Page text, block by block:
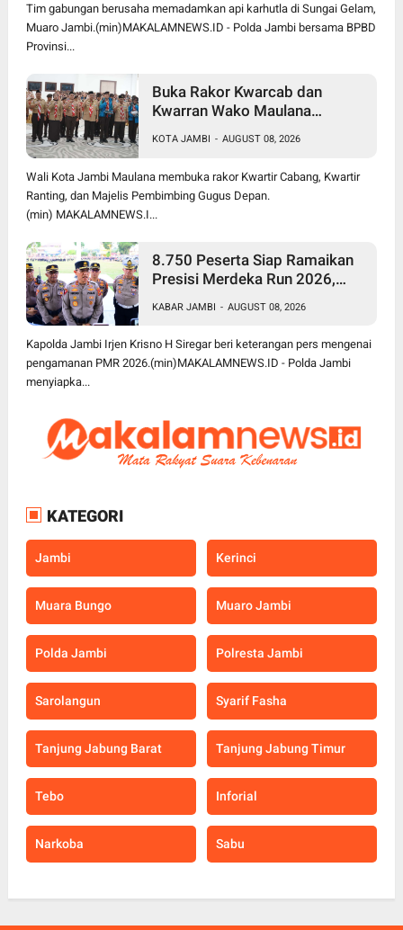
Tim gabungan berusaha memadamkan api karhutla di Sungai Gelam,
Muaro Jambi.(min)MAKALAMNEWS.ID - Polda Jambi bersama BPBD
Provinsi...
Buka Rakor Kwarcab dan
Kwarran Wako Maulana
Kemas Faried Targetkan 1.000
Pramuka Garuda
KOTA JAMBI - AUGUST 08, 2026
Wali Kota Jambi Maulana membuka rakor Kwartir Cabang, Kwartir
Ranting, dan Majelis Pembimbing Gugus Depan.
(min) MAKALAMNEWS.I...
8.750 Peserta Siap Ramaikan
Presisi Merdeka Run 2026,
Personel untuk Pengamanan
KABAR JAMBI - AUGUST 08, 2026
Kapolda Jambi Irjen Krisno H Siregar beri keterangan pers mengenai
pengamanan PMR 2026.(min)MAKALAMNEWS.ID - Polda Jambi
menyiapka...
KATEGORI
Jambi Kerinci
Muara Bungo Muaro Jambi
Polda Jambi Polresta Jambi
Sarolangun Syarif Fasha
Tanjung Jabung Barat Tanjung Jabung Timur
Tebo Inforial
Narkoba Sabu